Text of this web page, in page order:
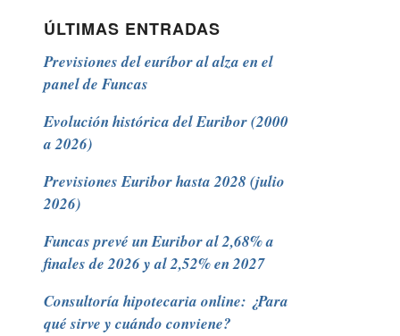
ÚLTIMAS ENTRADAS
Previsiones del euríbor al alza en el
panel de Funcas
Evolución histórica del Euribor (2000
a 2026)
Previsiones Euribor hasta 2028 (julio
2026)
Funcas prevé un Euribor al 2,68% a
finales de 2026 y al 2,52% en 2027
Consultoría hipotecaria online: ¿Para
qué sirve y cuándo conviene?